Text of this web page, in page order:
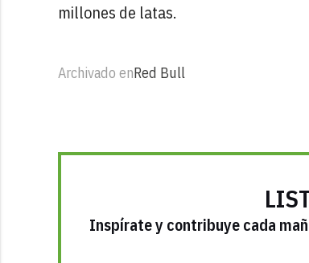
millones de latas.
Archivado enRed Bull
Inspírate y contribuye cada